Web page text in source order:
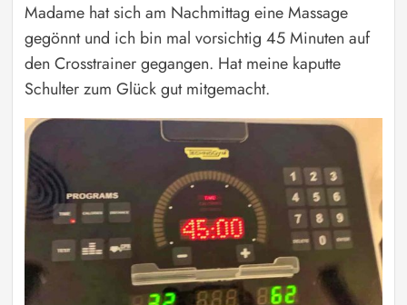
Madame hat sich am Nachmittag eine Massage
gegönnt und ich bin mal vorsichtig 45 Minuten auf
den Crosstrainer gegangen. Hat meine kaputte
Schulter zum Glück gut mitgemacht.